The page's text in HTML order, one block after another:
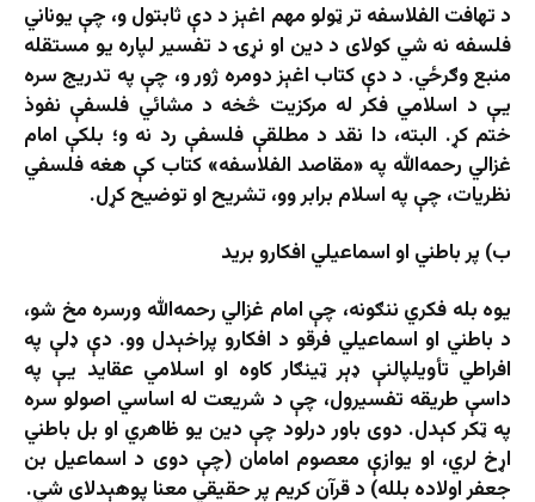
د تهافت الفلاسفه تر ټولو مهم اغېز د دې ثابتول و، چې یوناني
فلسفه نه شي کولای د دین او نړۍ د تفسیر لپاره یو مستقله
منبع وګرځي. د دې کتاب اغېز دومره ژور و، چې په تدریج سره
یې د اسلامي فکر له مرکزیت څخه د مشائي فلسفې نفوذ
ختم کړ. البته، دا نقد د مطلقې فلسفې رد نه و؛ بلکې امام
غزالي رحمه‌الله په «مقاصد الفلاسفه» کتاب کې هغه فلسفي
نظریات، چې په اسلام برابر وو، تشریح او توضیح کړل.
ب) پر باطني او اسماعيلي افکارو برید
یوه بله فکري ننګونه، چې امام غزالي رحمه‌الله ورسره مخ شو،
د باطني او اسماعيلي فرقو د افکارو پراخېدل وو. دې ډلې په
افراطي تأویلپالنې ډېر ټینګار کاوه او اسلامي عقاید یې په
داسې طریقه تفسیرول، چې د شریعت له اساسي اصولو سره
په ټکر کېدل. دوی باور درلود چې دین یو ظاهري او بل باطني
اړخ لري، او یوازې معصوم امامان (چې دوی د اسماعیل بن
جعفر اولاده بلله) د قرآن کریم پر حقیقي معنا پوهېدلای شي.